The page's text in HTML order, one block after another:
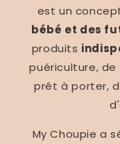
est un
bébé et des
produits
puériculture,
prêt à porter,
My Choupie a